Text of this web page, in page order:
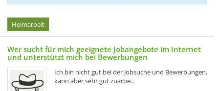
Heimarbeit
Wer sucht für mich geeignete Jobangebote im Internet
und unterstützt mich bei Bewerbungen
Ich bin nicht gut bei der Jobsuche und Bewerbungen,
kann aber sehr gut zuarbe...